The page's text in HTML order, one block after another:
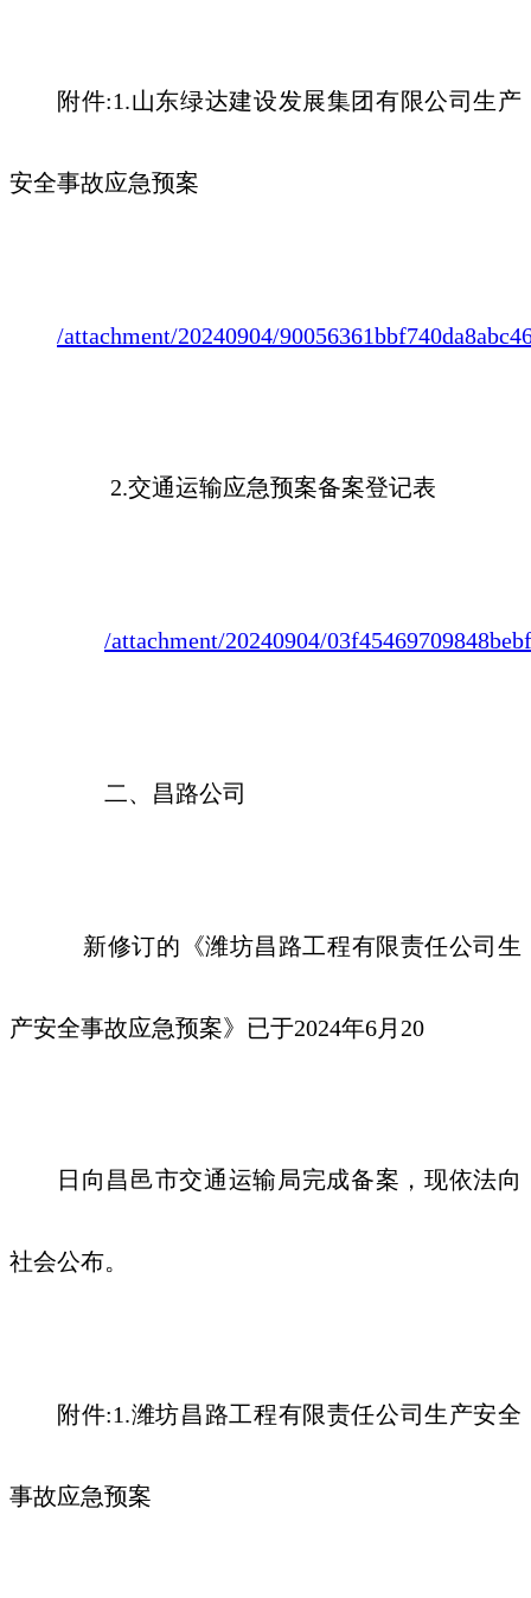
附件:1.山东绿达建设发展集团有限公司生产
安全事故应急预案
/attachment/20240904/
2.交通运输应急预案备案登记表
/attachment/20240904/
二、昌路公司
新修订的《潍坊昌路工程有限责任公司生
产安全事故应急预案》已于2024年6月 20
日向 昌邑市交通运输局完成备案，现依法向
社会公布。
附件:1.潍坊昌路工程有限责任公司生产安全
事故应急预案